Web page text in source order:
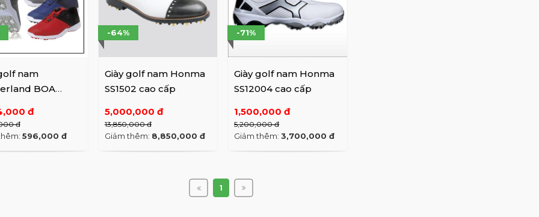
nam
BOA
đ
đ
596,000 đ
Giày golf nam Honma
SS1502 cao cấp
5,000,000 đ
13,850,000 đ
-64%
Giảm thêm: 8,850,000 đ
Giày golf nam Honma
SS12004 cao cấp
1,500,000 đ
5,200,000 đ
-71%
Giảm thêm:3,700,000 đ
1